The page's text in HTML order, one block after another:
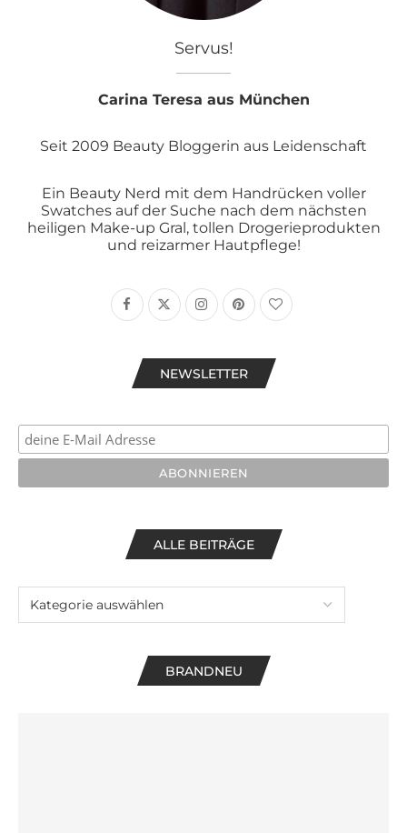
Servus!
Carina Teresa aus München
Seit 2009 Beauty Bloggerin aus Leidenschaft
Ein Beauty Nerd mit dem Handrücken voller
Swatches auf der Suche nach dem nächsten
heiligen Make-up Gral, tollen Drogerieprodukten
und reizarmer Hautpflege!
NEWSLETTER
ALLE BEITRÄGE
BRANDNEU